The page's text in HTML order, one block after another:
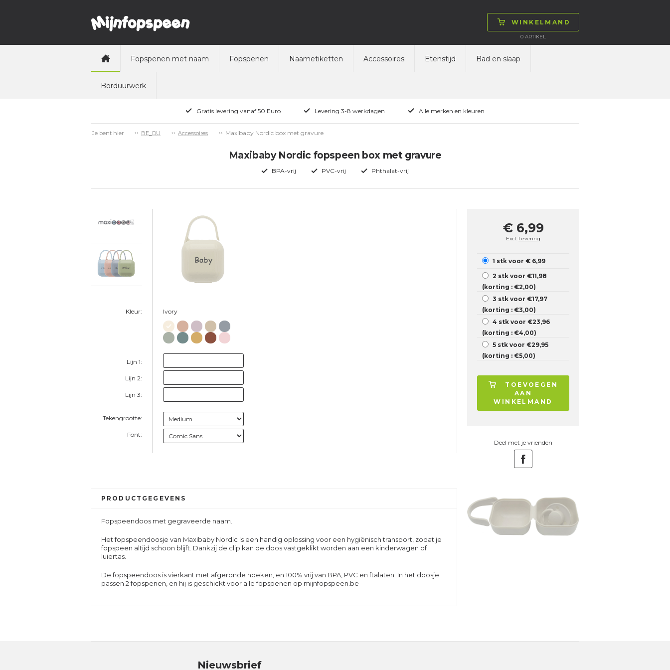
WINKELMAND
0 ARTIKEL
Fopspenen met naam Fopspenen Naametiketten Accessoires Etenstijd Bad en slaap
Borduurwerk
Gratis levering vanaf 50 Euro Levering 3-8 werkdagen Alle merken en kleuren
Je bent hier BE_DU Accessoires Maxibaby Nordic box met gravure
Maxibaby Nordic fopspeen box met gravure
BPA-vrij PVC-vrij Phthalat-vrij
Kleur:
Lijn 1:
Lijn 2:
Lijn 3:
Tekengrootte:
Font:
Baby
Ivory
€ 6,99
Excl. Levering
1 stk voor € 6,99
2 stk voor €11,98
(korting : €2,00)
3 stk voor €17,97
(korting : €3,00)
4 stk voor €23,96
(korting : €4,00)
5 stk voor €29,95
(korting : €5,00)
TOEVOEGEN
AAN
WINKELMAND
Deel met je vrienden
PRODUCTGEGEVENS
Fopspeendoos met gegraveerde naam
Het fopspeendoosje van Maxibaby Nordic is een handig oplossing voor een hygiënisch transport, zodat je
fopspeen altijd schoon blijft. Dankzij de clip kan de doos vastgeklikt worden aan een kinderwagen of
luiertas.
De fopspeendoos is vierkant met afgeronde hoeken, en 100% vrij van BPA, PVC en ftalaten. In het doosje
passen 2 fopspenen, en hij is geschickt voor alle fopspenen op mijnfopspeen.be
Nieuwsbrief